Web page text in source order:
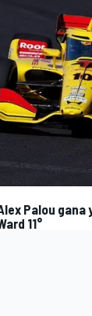
Palou
11°